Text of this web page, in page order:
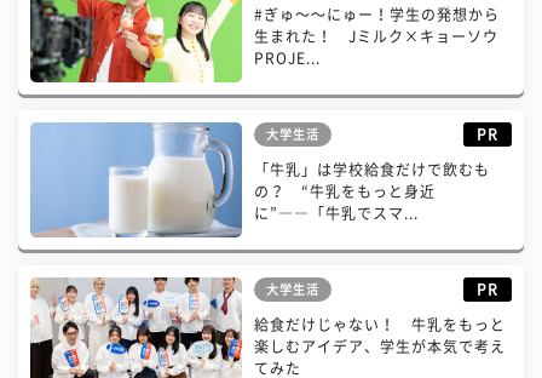
#ぎゅ〜〜にゅー！学生の発想から
生まれた！ Jミルク×キョーソウ
PROJE...
大学生活 PR
「牛乳」は学校給食だけで飲むも
の？ “牛乳をもっと身近
に”――「牛乳でスマ...
大学生活 PR
給食だけじゃない！ 牛乳をもっと
楽しむアイデア、学生が本気で考え
てみた